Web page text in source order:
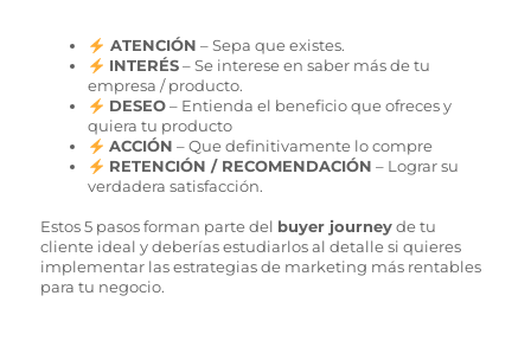
ATENCIÓN – Sepa que existes.
INTERÉS – Se interese en saber más de tu
empresa / producto.
DESEO – Entienda el beneficio que ofreces y
quiera tu producto
ACCIÓN – Que definitivamente lo compre
RETENCIÓN / RECOMENDACIÓN – Lograr su
verdadera satisfacción.
Estos 5 pasos forman parte del buyer journey de tu
cliente ideal y deberías estudiarlos al detalle si quieres
implementar las estrategias de marketing más rentables
para tu negocio.